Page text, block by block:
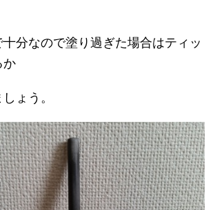
分なので塗り過ぎた場合はティッ
か
ょう。